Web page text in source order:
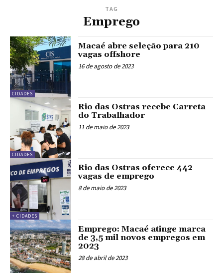
TAG
Emprego
CIDADES
Macaé abre seleção para 210
vagas offshore
16 de agosto de 2023
CIDADES
Rio das Ostras recebe Carreta
do Trabalhador
11 de maio de 2023
+ CIDADES
Rio das Ostras oferece 442
vagas de emprego
8 de maio de 2023
Emprego: Macaé atinge marca
de 3,5 mil novos empregos em
2023
28 de abril de 2023